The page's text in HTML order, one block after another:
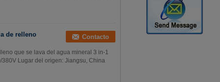
de relleno
Contacto
que se lava del agua mineral 3 in-1
Lugar del origen: Jiangsu, China